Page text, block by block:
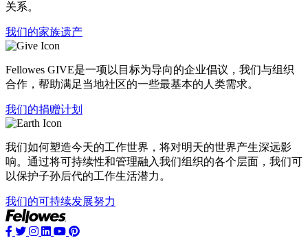
关系。
我们的家族遗产
Fellowes GIVE是一项以目标为导向的企业倡议，我们与组织
合作，帮助满足当地社区的一些最基本的人类需求。
我们的捐赠计划
我们如何塑造今天的工作世界，将对明天的世界产生深远影
响。通过将可持续性和管理融入我们组织的各个层面，我们可
以保护子孙后代的工作生活潜力。
我们的可持续发展努力